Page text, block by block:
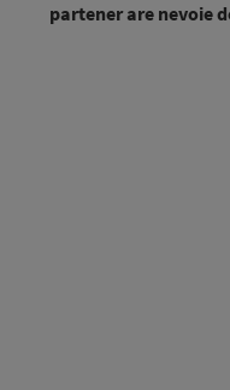
partener are nevoie